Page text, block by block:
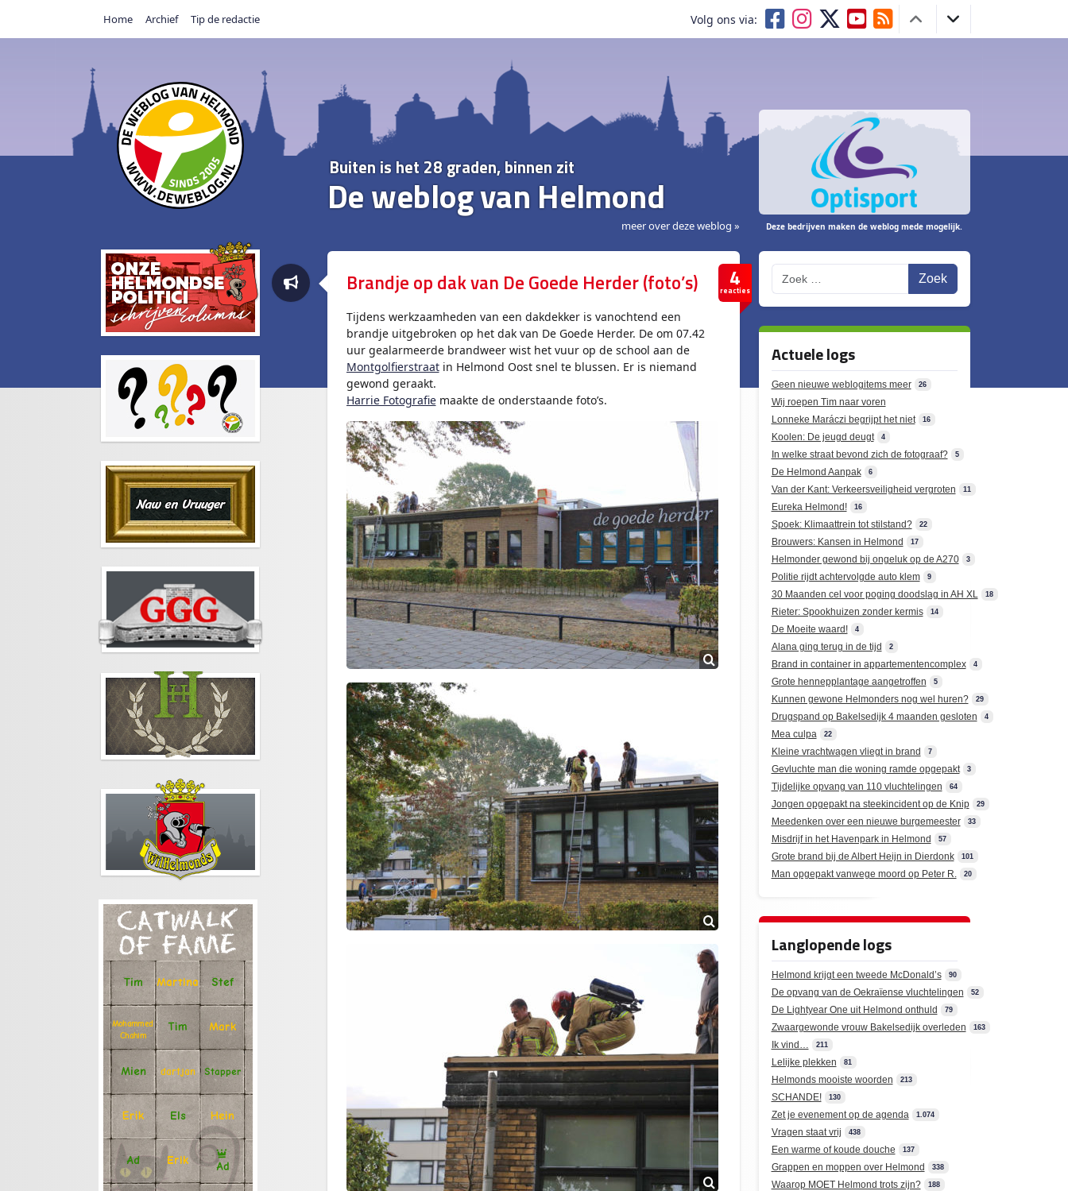
Home Archief Tip de redactie Volg ons via:
Buiten is het 28 graden, binnen zit
De weblog van Helmond
meer over deze weblog » Deze bedrijven maken de weblog mede mogelijk.
CATWALK
OF FAME
Tim Martina Stef
Mohammed
Chahim
Tim Mark
Mien dartjan Stapper
Erik Els Hein
Ad Erik
Ad
4
reacties
Brandje op dak van De Goede Herder (foto’s)
Tijdens werkzaamheden van een dakdekker is vanochtend een
brandje uitgebroken op het dak van De Goede Herder. De om 07.42
uur gealarmeerde brandweer wist het vuur op de school aan de
Montgolfierstraatin Helmond Oost snel te blussen. Er is niemand
gewond geraakt.
Harrie Fotografiemaakte de onderstaande foto’s.
Actuele logs
Geen nieuwe weblogitems meer 26
Wij roepen Tim naar voren
Lonneke Maráczi begrijpt het niet
16
Koolen: De jeugd deugt 4
In welke straat bevond zich de fotograaf? 5
De Helmond Aanpak 6
Van der Kant: Verkeersveiligheid vergroten 11
Eureka Helmond! 16
Spoek: Klimaattrein tot stilstand? 22
Brouwers: Kansen in Helmond 17
Helmonder gewond bij ongeluk op de A270 3
Politie rijdt achtervolgde auto klem 9
30 Maanden cel voor poging doodslag in AH XL 18
Rieter: Spookhuizen zonder kermis 14
De Moeite waard! 4
Alana ging terug in de tijd 2
Brand in container in appartementencomplex 4
Grote hennepplantage aangetroffen 5
Kunnen gewone Helmonders nog wel huren? 29
Drugspand op Bakelsedijk 4 maanden gesloten 4
Mea culpa 22
Kleine vrachtwagen vliegt in brand 7
Gevluchte man die woning ramde opgepakt 3
Tijdelijke opvang van 110 vluchtelingen 64
Jongen opgepakt na steekincident op de Knip 29
Meedenken over een nieuwe burgemeester 33
Misdrijf in het Havenpark in Helmond 57
Grote brand bij de Albert Heijn in Dierdonk 101
Man opgepakt vanwege moord op Peter R. 20
Langlopende logs
Helmond krijgt een tweede McDonald’s 90
De opvang van de Oekraïense vluchtelingen 52
De Lightyear One uit Helmond onthuld 79
Zwaargewonde vrouw Bakelsedijk overleden 163
Ik vind… 211
Lelijke plekken 81
Helmonds mooiste woorden 213
SCHANDE! 130
Zet je evenement op de agenda 1.074
Vragen staat vrij 438
Een warme of koude douche 137
Grappen en moppen over Helmond 338
Waarop MOET Helmond trots zijn? 188